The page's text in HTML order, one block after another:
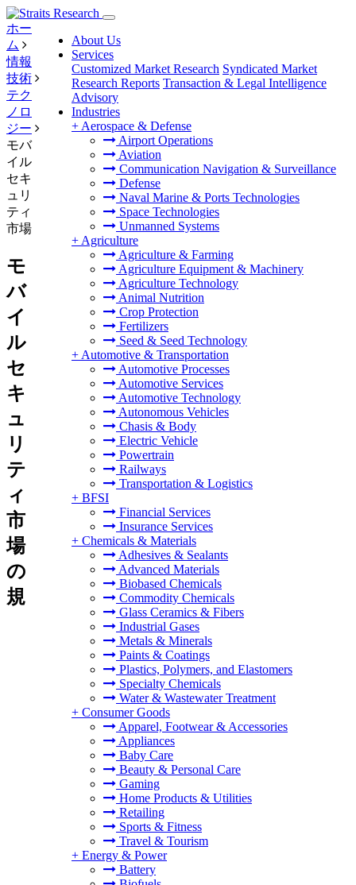
About Us
Services
Customized Market Research Syndicated Market
Research Reports Transaction & Legal Intelligence
Advisory
Industries
+ Aerospace & Defense
Airport Operations
Aviation
Communication Navigation & Surveillance
Defense
Naval Marine & Ports Technologies
Space Technologies
Unmanned Systems
+ Agriculture
Agriculture & Farming
Agriculture Equipment & Machinery
Agriculture Technology
Animal Nutrition
Crop Protection
Fertilizers
Seed & Seed Technology
+ Automotive & Transportation
Automotive Processes
Automotive Services
Automotive Technology
Autonomous Vehicles
Chasis & Body
Electric Vehicle
Powertrain
Railways
Transportation & Logistics
+ BFSI
Financial Services
Insurance Services
+ Chemicals & Materials
Adhesives & Sealants
Advanced Materials
Biobased Chemicals
Commodity Chemicals
Glass Ceramics & Fibers
Industrial Gases
Metals & Minerals
Paints & Coatings
Plastics, Polymers, and Elastomers
Specialty Chemicals
Water & Wastewater Treatment
+ Consumer Goods
Apparel, Footwear & Accessories
Appliances
Baby Care
Beauty & Personal Care
Gaming
Home Products & Utilities
Retailing
Sports & Fitness
Travel & Tourism
+ Energy & Power
Battery
ホー
ム
情報
技術
テク
ノロ
ジー
モバ
イル
セキ
ュリ
ティ
市場
モ
バ
イ
ル
セ
キ
ュ
リ
テ
ィ
市
場
の
規